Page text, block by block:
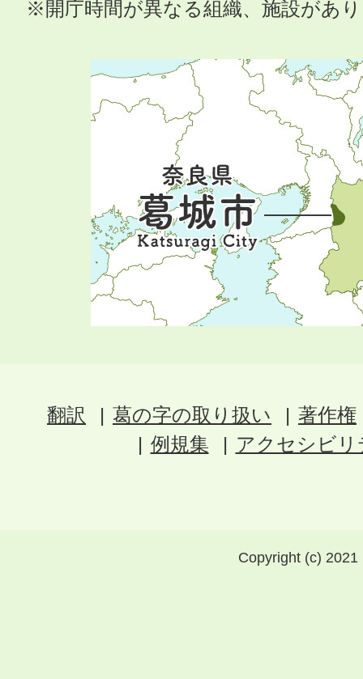
※開庁時間が異なる組織、施設があ
翻訳 葛の字の取り扱い
著作権
例規集
アクセシビ
Copyright (c)